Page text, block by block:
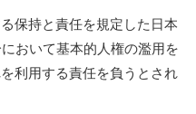
保持と責任を規定した日本
おいて基本的人権の濫用を
利用する責任を負うとされ